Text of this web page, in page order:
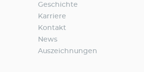
Geschichte
Karriere
Kontakt
News
Auszeichnungen